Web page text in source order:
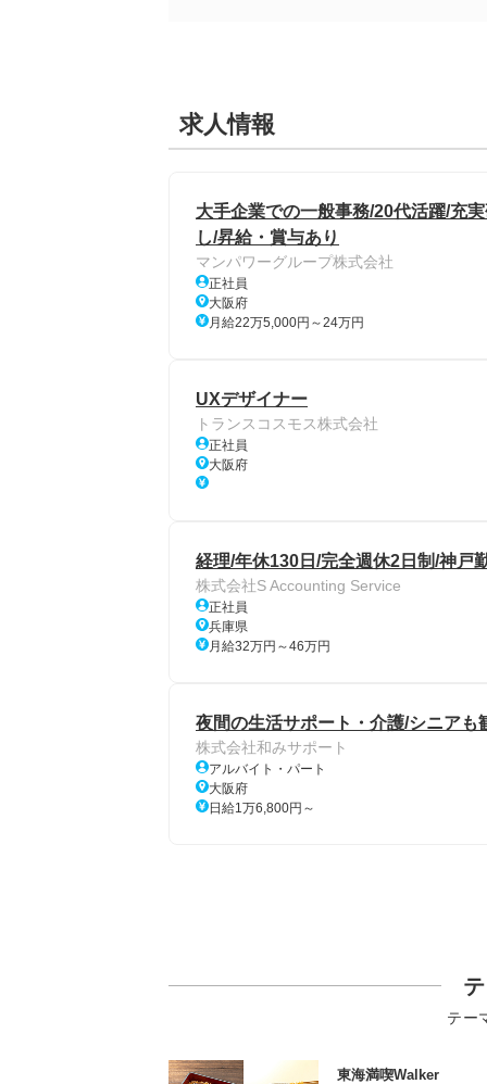
求人情報
大手企業での一般事務/20代活躍/充
し/昇給・賞与あり
マンパワーグループ株式会社
正社員
大阪府
月給22万5,000円～24万円
UXデザイナー
トランスコスモス株式会社
正社員
大阪府
経理/年休130日/完全週休2日制/神戸
株式会社S Accounting Service
正社員
兵庫県
月給32万円～46万円
夜間の生活サポート・介護/シニアも
株式会社和みサポート
アルバイト・パート
大阪府
日給1万6,800円～
テー
東海満喫Walker